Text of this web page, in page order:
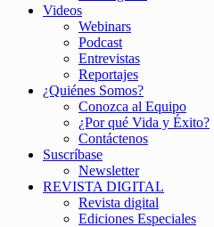
Videos
Webinars
Podcast
Entrevistas
Reportajes
¿Quiénes Somos?
Conozca al Equipo
¿Por qué Vida y Éxito?
Contáctenos
Suscríbase
Newsletter
REVISTA DIGITAL
Revista digital
Ediciones Especiales